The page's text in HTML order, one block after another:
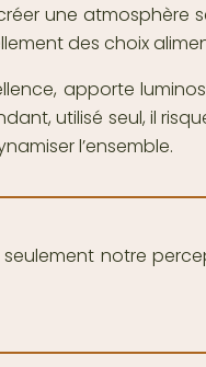
une atmosphère
des choix
apporte
utilisé seul, il
l’ensemble.
notre